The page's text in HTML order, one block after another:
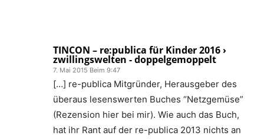
TINCON – re:publica für Kinder 2016 ›
zwillingswelten - doppelgemoppelt
7. Mai 2015 Beim 9:47
[…] re-publica Mitgründer, Herausgeber des
überaus lesenswerten Buches “Netzgemüse”
(Rezension hier bei mir). Wie auch das Buch,
hat ihr Rant auf der re-publica 2013 nichts an